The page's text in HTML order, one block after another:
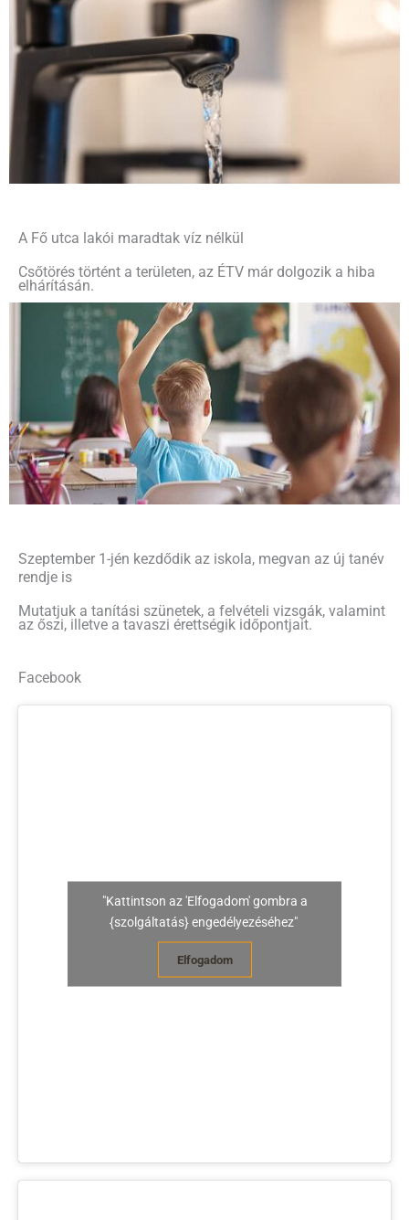
A Fő utca lakói maradtak víz nélkül
Csőtörés történt a területen, az ÉTV már dolgozik a hiba
elhárításán.
Szeptember 1-jén kezdődik az iskola, megvan az új tanév
rendje is
Mutatjuk a tanítási szünetek, a felvételi vizsgák, valamint
az őszi, illetve a tavaszi érettségik időpontjait.
Facebook
"Kattintson az 'Elfogadom' gombra a
{szolgáltatás} engedélyezéséhez"
Elfogadom